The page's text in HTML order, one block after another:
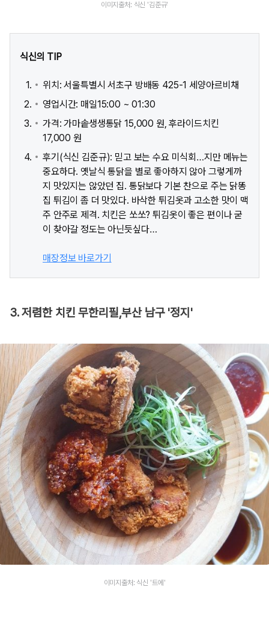
이미지출처: 식신 '김준규'
식신의 TIP
위치: 서울특별시 서초구 방배동 425-1 세양아르비채
영업시간: 매일15:00 ~ 01:30
가격: 가마솥생생통닭 15,000 원, 후라이드치킨
17,000 원
후기(식신 김준규): 믿고 보는 수요 미식회…지만 메뉴는
중요하다. 옛날식 통닭을 별로 좋아하지 않아 그렇게까
지 맛있지는 않았던 집. 통닭보다 기본 찬으로 주는 닭똥
집 튀김이 좀 더 맛있다. 바삭한 튀김옷과 고소한 맛이 맥
주 안주로 제격. 치킨은 쏘쏘? 튀김옷이 좋은 편이나 굳
이 찾아갈 정도는 아닌듯싶다…
매장정보 바로가기
3. 저렴한 치킨 무한리필,부산 남구 '정지'
이미지출처: 식신 '트에'